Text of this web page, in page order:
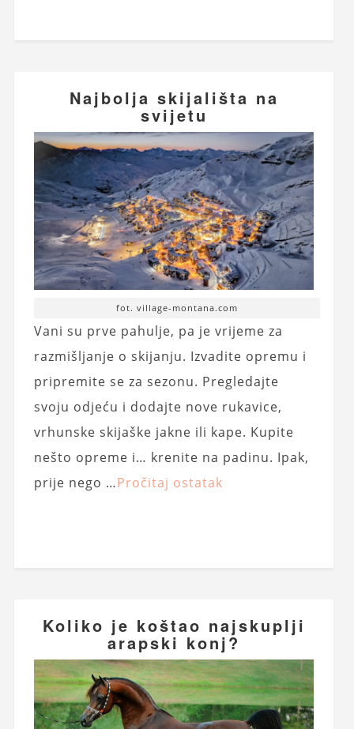
Najbolja skijališta na
svijetu
fot. village-montana.com
Vani su prve pahulje, pa je vrijeme za
razmišljanje o skijanju. Izvadite opremu i
pripremite se za sezonu. Pregledajte
svoju odjeću i dodajte nove rukavice,
vrhunske skijaške jakne ili kape. Kupite
nešto opreme i… krenite na padinu. Ipak,
prije nego …Pročitaj ostatak
Koliko je koštao najskuplji
arapski konj?